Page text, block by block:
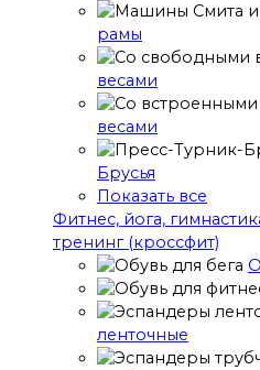
рамы
весами
весами
Брусья
Показать все
Фитнес, йога,
тренинг (кроссфит)
ленточные